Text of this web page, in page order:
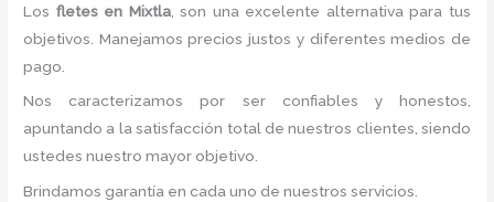
Los fletes en Mixtla, son una excelente alternativa para tus
objetivos. Manejamos precios justos y diferentes medios de
pago.
Nos caracterizamos por ser confiables y honestos,
apuntando a la satisfacción total de nuestros clientes, siendo
ustedes nuestro mayor objetivo.
Brindamos garantía en cada uno de nuestros servicios.